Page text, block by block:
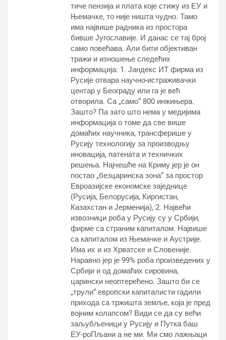
тиче пензија и плата које стижу из ЕУ и
Њемачке, то није ништа чудно. Тамо
има највише радника из простора
бивше Југославије. И данас се тај број
само повећава. Али бити објективан
тражи и изношење следећих
информација: 1. Јандекс ИТ фирма из
Русије отвара научно-истраживачки
центар у Београду или га је већ
отворила. Са „само“ 800 инжињера.
Зашто? Па зато што нема у медијима
информација о томе да све више
домаћих научника, трансферише у
Русију технологију за производњу
иновација, патената и техничких
решења. Најчешће на Криму јер је он
постао „безцаринска зона“ за простор
Евроазијске економске заједнице
(Русија, Белорусија, Киргистан,
Казахстан и Јерменија), 2. Највећи
извозници роба у Русију су у Србији,
фирме са страним капиталом. Највише
са капиталом из Њемачке и Аустрије.
Има их и из Хрватске и Словеније.
Наравно јер је 99% роба произведених у
Србији и од домаћих сировина,
царински неоптерећено. Зашто би се
„трули“ европски капиталисти гадили
прихода са тржишта земље, која је пред
војним колапсом? Види се да су већи
заљубљеници у Русију и Путка баш
ЕУ-роПљани а не ми. Ми смо лажњаци